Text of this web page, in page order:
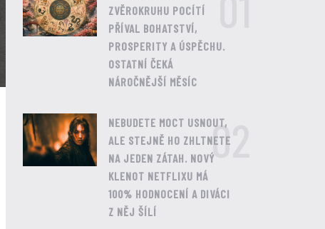
ZVĚROKRUHU POCÍTÍ
PŘÍVAL BOHATSTVÍ,
PROSPERITY A ÚSPĚCHU.
OSTATNÍ ČEKÁ
NÁROČNĚJŠÍ MĚSÍC
NEBUDETE MOCT USNOUT,
ALE STEJNĚ HO ZHLTNETE
NA JEDEN ZÁTAH. NOVÝ
KLENOT NETFLIXU MÁ
100% HODNOCENÍ A DIVÁCI
Z NĚJ ŠÍLÍ
02